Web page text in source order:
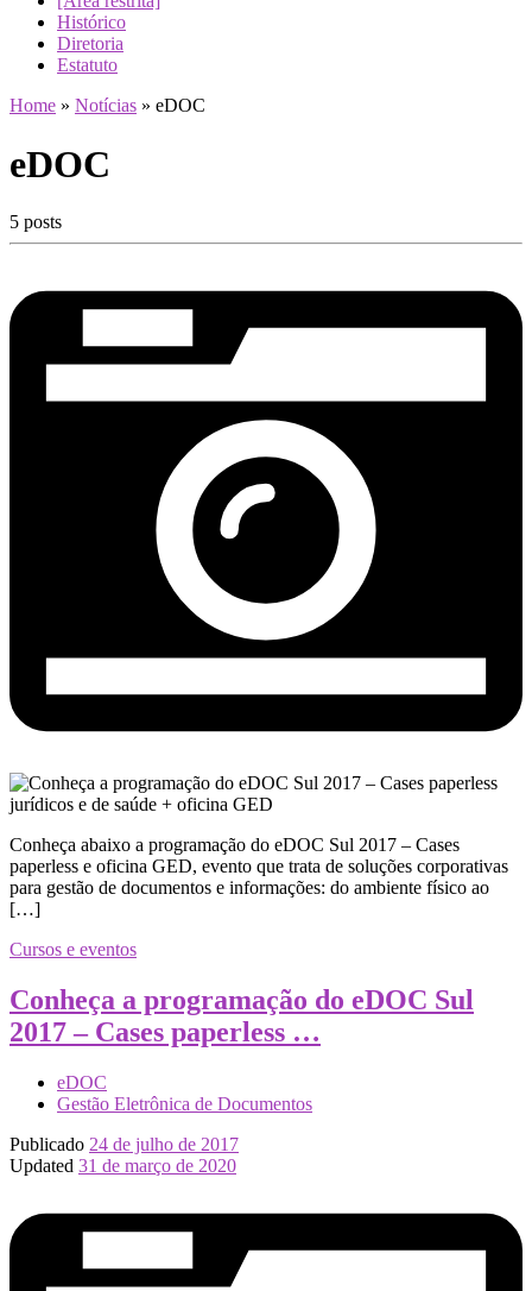
Histórico
Diretoria
Estatuto
Home » Notícias » eDOC
eDOC
5 posts
Conheça abaixo a programação do eDOC Sul 2017 – Cases
paperless e oficina GED, evento que trata de soluções corporativas
para gestão de documentos e informações: do ambiente físico ao
[…]
Cursos e eventos
Conheça a programação do eDOC Sul
2017 – Cases paperless …
eDOC
Gestão Eletrônica de Documentos
Publicado 24 de julho de 2017
Updated 31 de março de 2020